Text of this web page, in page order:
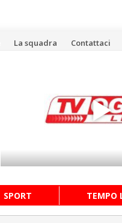
La squadra Contattaci
SPORT TEMPO